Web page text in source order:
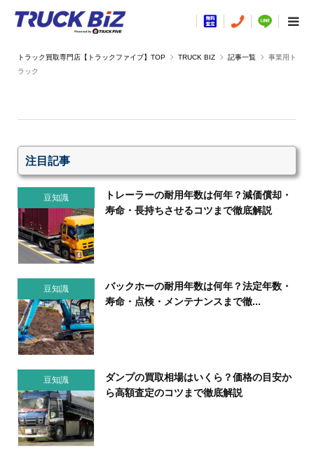
TRUCK BIZ 記事一覧
事業用ト
ラック
注目記事
豆知識
トレーラーの耐用年数は何年？減価償却・
寿命・長持ちさせるコツまで徹底解説
豆知識
バックホーの耐用年数は何年？法定年数・
寿命・点検・メンテナンスまで徹...
豆知識
ダンプの買取相場はいくら？価格の目安か
ら高額査定のコツまで徹底解説